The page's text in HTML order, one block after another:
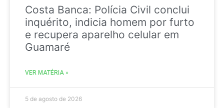
Costa Banca: Polícia Civil conclui
inquérito, indicia homem por furto
e recupera aparelho celular em
Guamaré
VER MATÉRIA »
5 de agosto de 2026